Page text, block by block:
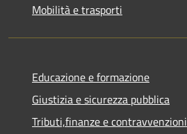
Mobilità e trasporti
Educazione e formazione
Giustizia e sicurezza pubblica
Tributi,finanze e contravvenzioni